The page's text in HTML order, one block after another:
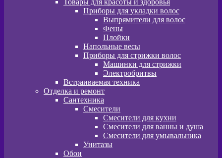
Товары для красоты и здоровья
Приборы для укладки волос
Выпрямители для волос
Фены
Плойки
Напольные весы
Приборы для стрижки волос
Машинки для стрижки
Электробритвы
Встраиваемая техника
Отделка и ремонт
Сантехника
Смесители
Смесители для кухни
Смесители для ванны и душа
Смесители для умывальника
Унитазы
Обои